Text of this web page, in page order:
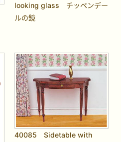
looking glass チッペンデー
ルの鏡
40085 Sidetable with